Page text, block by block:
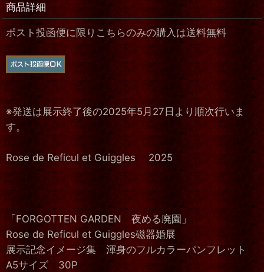
商品詳細
ポスト投函便に限りこちらのみの購入は送料無料
※発送は展示終了後の2025年5月27日より順次行いま
す。
Rose de Reficul et Guiggles 2025
「FORGOTTEN GARDEN 夜める廃園」
Rose de Reficul et Guiggles磁器婚展
展示記念イメージ集 渾身のフルカラーパンフレット
A5サイズ 30P